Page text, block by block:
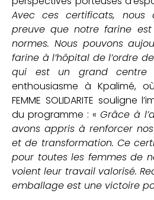
Avec ces certificats, nous
preuve que notre farine
normes. Nous pouvons
farine à l’hôpital de l’ordre
qui est un grand centre
enthousiasme à Kpalimé,
FEMME SOLIDARITE souligne
du programme : « Grâce à
avons appris à renforcer
et de transformation. Ce
pour toutes les femmes de
voient leur travail valorisé.
emballage est une victoire